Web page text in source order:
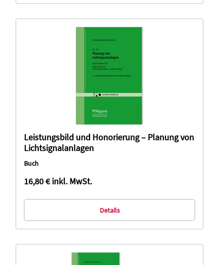
Leistungsbild und Honorierung – Planung von
Lichtsignalanlagen
Buch
16,80 €inkl. MwSt.
Details